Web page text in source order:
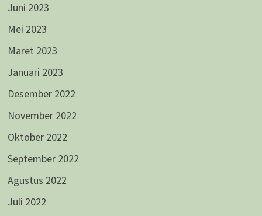
Juni 2023
Mei 2023
Maret 2023
Januari 2023
Desember 2022
November 2022
Oktober 2022
September 2022
Agustus 2022
Juli 2022